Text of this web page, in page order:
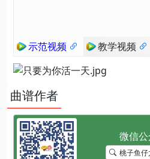
示范视频 教学视频
曲谱作者
桃子鱼